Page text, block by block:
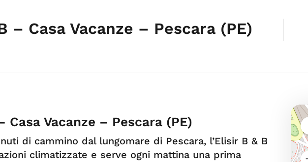
– Casa Vacanze – Pescara (PE)
Casa Vacanze – Pescara (PE)
di cammino dal lungomare di Pescara, l’Elisir B & B
climatizzate e serve ogni mattina una prima